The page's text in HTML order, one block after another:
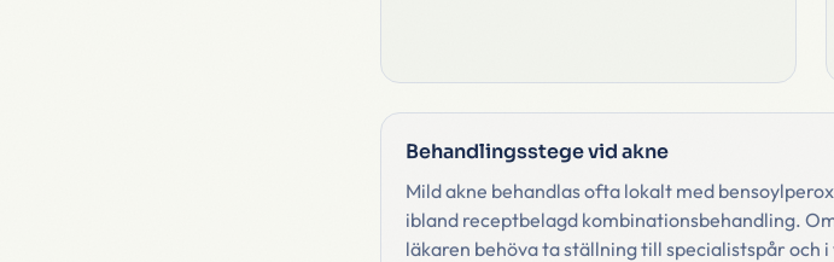
Behandlingsstege vid akne
Mild akne behandlas ofta lokalt med
ibland receptbelagd kombinationsbehandling.
läkaren behöva ta ställning till specialistspår och